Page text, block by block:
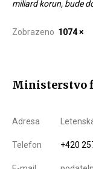
miliard korun, bude
Zobrazeno 1074 ×
Ministerstvo
Adresa
Telefon +420